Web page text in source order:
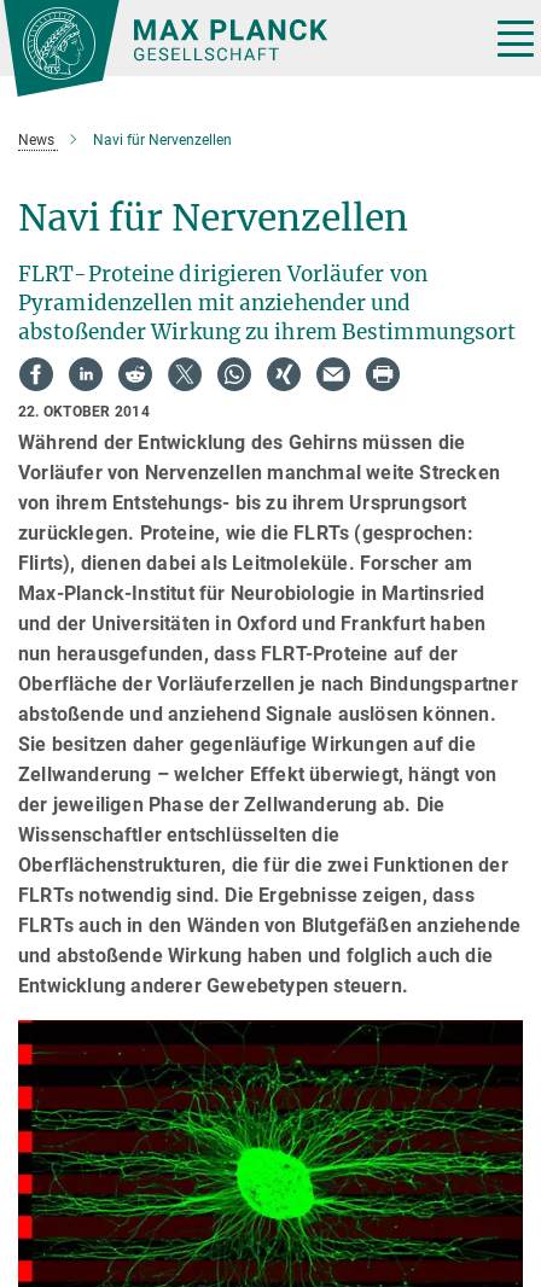
Hauptinhalt
News Navi für Nervenzellen
Navi für Nervenzellen
FLRT-Proteine dirigieren Vorläufer von
Pyramidenzellen mit anziehender und
abstoßender Wirkung zu ihrem Bestimmungsort
22. OKTOBER 2014
Während der Entwicklung des Gehirns müssen die
Vorläufer von Nervenzellen manchmal weite Strecken
von ihrem Entstehungs- bis zu ihrem Ursprungsort
zurücklegen. Proteine, wie die FLRTs (gesprochen:
Flirts), dienen dabei als Leitmoleküle. Forscher am
Max-Planck-Institut für Neurobiologie in Martinsried
und der Universitäten in Oxford und Frankfurt haben
nun herausgefunden, dass FLRT-Proteine auf der
Oberfläche der Vorläuferzellen je nach Bindungspartner
abstoßende und anziehend Signale auslösen können.
Sie besitzen daher gegenläufige Wirkungen auf die
Zellwanderung – welcher Effekt überwiegt, hängt von
der jeweiligen Phase der Zellwanderung ab. Die
Wissenschaftler entschlüsselten die
Oberflächenstrukturen, die für die zwei Funktionen der
FLRTs notwendig sind. Die Ergebnisse zeigen, dass
FLRTs auch in den Wänden von Blutgefäßen anziehende
und abstoßende Wirkung haben und folglich auch die
Entwicklung anderer Gewebetypen steuern.